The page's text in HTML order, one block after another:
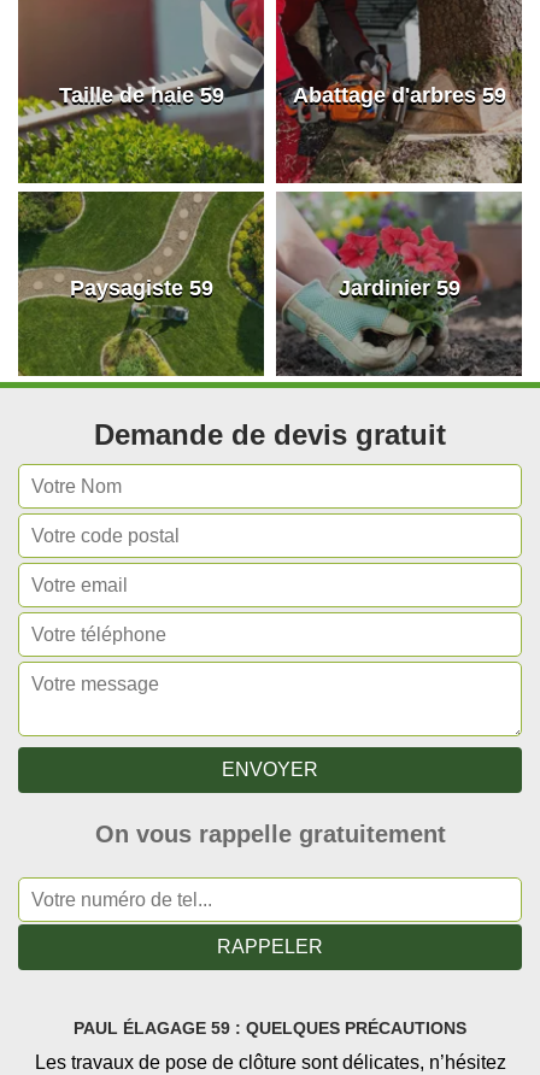
Taille de haie 59 Abattage d'arbres 59
Paysagiste 59 Jardinier 59
Demande de devis gratuit
On vous rappelle gratuitement
PAUL ÉLAGAGE 59 : QUELQUES PRÉCAUTIONS
Les travaux de pose de clôture sont délicates, n’hésitez